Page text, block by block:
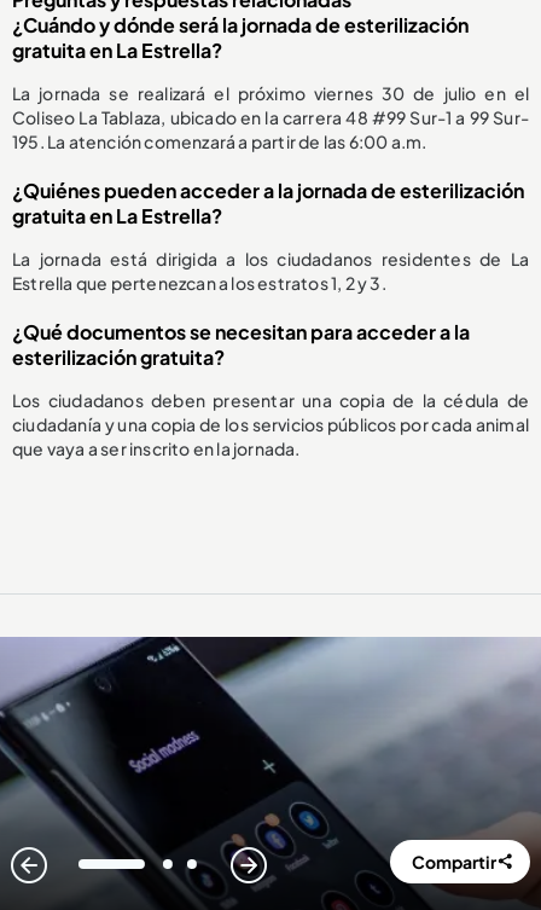
¿Cuándo y dónde será la jornada de esterilización
gratuita en La Estrella?
La jornada se realizará el próximo viernes 30 de julio en el
Coliseo La Tablaza, ubicado en la carrera 48 #99 Sur-1 a 99 Sur-
195. La atención comenzará a partir de las 6:00 a.m.
¿Quiénes pueden acceder a la jornada de esterilización
gratuita en La Estrella?
La jornada está dirigida a los ciudadanos residentes de La
Estrella que pertenezcan a los estratos 1, 2 y 3.
¿Qué documentos se necesitan para acceder a la
esterilización gratuita?
Los ciudadanos deben presentar una copia de la cédula de
ciudadanía y una copia de los servicios públicos por cada animal
que vaya a ser inscrito en la jornada.
1 2 3 Compartir